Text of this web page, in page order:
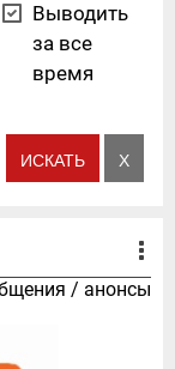
Выводить
за все
время
/ анонсы